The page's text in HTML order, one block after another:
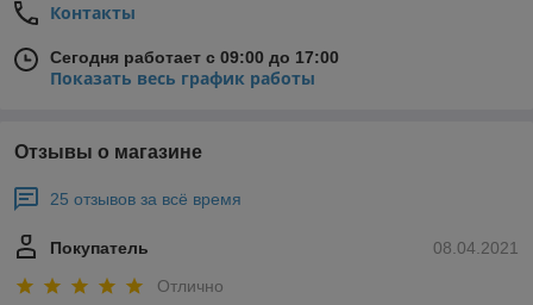
Контакты
Сегодня работает с 09:00 до 17:00
Показать весь график работы
Отзывы о магазине
25 отзывов за всё время
08.04.2021
Покупатель
Отлично